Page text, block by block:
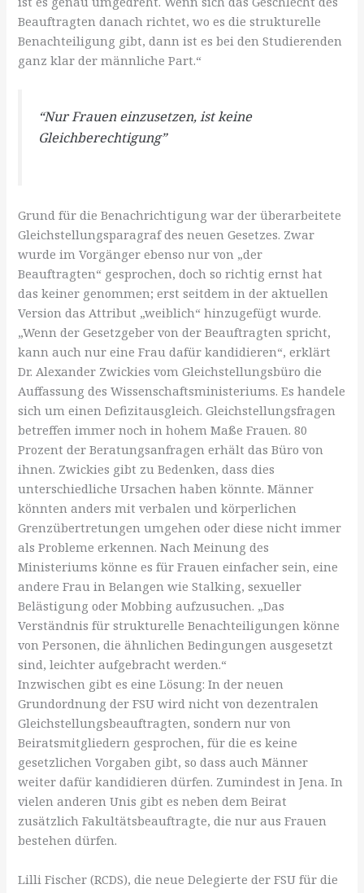
Beauftragten danach richtet, wo es die strukturelle
Benachteiligung gibt, dann ist es bei den Studierenden
ganz klar der männliche Part.“
“Nur Frauen einzusetzen, ist keine
Gleichberechtigung”
Grund für die Benachrichtigung war der überarbeitete
Gleichstellungsparagraf des neuen Gesetzes. Zwar
wurde im Vorgänger ebenso nur von „der
Beauftragten“ gesprochen, doch so richtig ernst hat
das keiner genommen; erst seitdem in der aktuellen
Version das Attribut „weiblich“ hinzugefügt wurde.
„Wenn der Gesetzgeber von der Beauftragten spricht,
kann auch nur eine Frau dafür kandidieren“, erklärt
Dr. Alexander Zwickies vom Gleichstellungsbüro die
Auffassung des Wissenschaftsministeriums. Es handele
sich um einen Defizitausgleich. Gleichstellungsfragen
betreffen immer noch in hohem Maße Frauen. 80
Prozent der Beratungsanfragen erhält das Büro von
ihnen. Zwickies gibt zu Bedenken, dass dies
unterschiedliche Ursachen haben könnte. Männer
könnten anders mit verbalen und körperlichen
Grenzübertretungen umgehen oder diese nicht immer
als Probleme erkennen. Nach Meinung des
Ministeriums könne es für Frauen einfacher sein, eine
andere Frau in Belangen wie Stalking, sexueller
Belästigung oder Mobbing aufzusuchen. „Das
Verständnis für strukturelle Benachteiligungen könne
von Personen, die ähnlichen Bedingungen ausgesetzt
sind, leichter aufgebracht werden.“
Inzwischen gibt es eine Lösung: In der neuen
Grundordnung der FSU wird nicht von dezentralen
Gleichstellungsbeauftragten, sondern nur von
Beiratsmitgliedern gesprochen, für die es keine
gesetzlichen Vorgaben gibt, so dass auch Männer
weiter dafür kandidieren dürfen. Zumindest in Jena. In
vielen anderen Unis gibt es neben dem Beirat
zusätzlich Fakultätsbeauftragte, die nur aus Frauen
bestehen dürfen.
Lilli Fischer (RCDS), die neue Delegierte der FSU für die